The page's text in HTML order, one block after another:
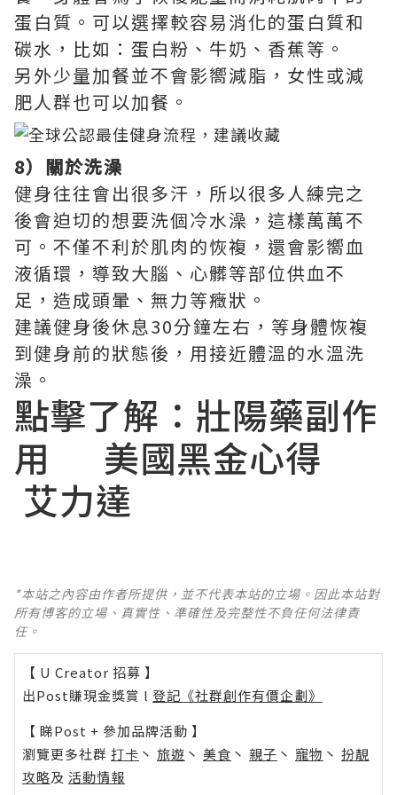
蛋白質。可以選擇較容易消化的蛋白質和
碳水，比如：蛋白粉、牛奶、香蕉等。
另外少量加餐並不會影嚮減脂，女性或減
肥人群也可以加餐。
8）關於洗澡
健身往往會出很多汗，所以很多人練完之
後會迫切的想要洗個冷水澡，這樣萬萬不
可。不僅不利於肌肉的恢複，還會影嚮血
液循環，導致大腦、心髒等部位供血不
足，造成頭暈、無力等癥狀。
建議健身後休息30分鐘左右，等身體恢複
到健身前的狀態後，用接近體溫的水溫洗
澡。
點擊了解： 壯陽藥副作
用
美國黑金心得
艾力達
*本站之內容由作者所提供，並不代表本站的立場。因此本站對
所有博客的立場、真實性、準確性及完整性不負任何法律責
任。
【 U Creator 招募 】
出Post賺現金獎賞 l 登記《社群創作有價企劃》
【 睇Post + 參加品牌活動 】
瀏覽更多社群 打卡 丶 旅遊 丶 美食 丶 親子 丶 寵物 丶 扮靚
攻略及 活動情報